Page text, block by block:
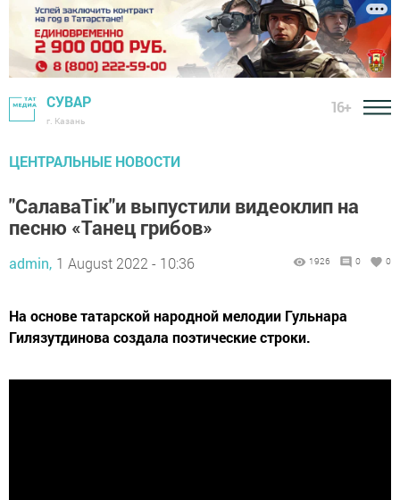
СУВАР
г. Казань
16+
ЦЕНТРАЛЬНЫЕ НОВОСТИ
"СалаваТік"и выпустили видеоклип на
песню «Танец грибов»
admin, 1 August 2022 - 10:36 1926 0 0
На основе татарской народной мелодии Гульнара
Гилязутдинова создала поэтические строки.